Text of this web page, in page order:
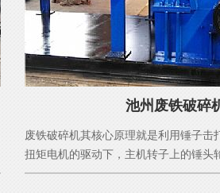
池州废铁破碎
废铁破碎机其核心原理就是利用锤子击
扭矩电机的驱动下，主机转子上的锤